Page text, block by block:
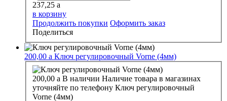
237,25 a
в корзину
Продолжить покупки Оформить заказ
Поделиться
200,00 a Ключ регулировочный Vorne (4мм)
200,00 a В наличии Наличие товара в магазинах
уточняйте по телефону Ключ регулировочный
Vorne (4мм)